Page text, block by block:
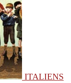
ITALIENS